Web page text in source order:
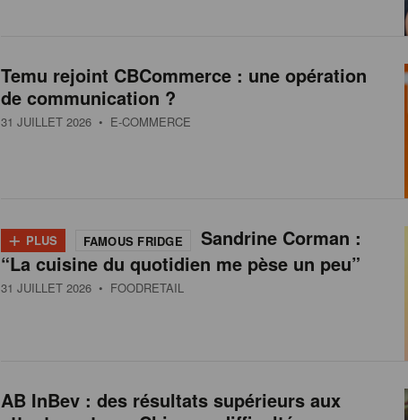
Temu rejoint CBCommerce : une opération
de communication ?
31 JUILLET 2026 • E-COMMERCE
+ PLUS FAMOUS FRIDGE
Sandrine Corman :
“La cuisine du quotidien me pèse un peu”
31 JUILLET 2026 • FOODRETAIL
AB InBev : des résultats supérieurs aux